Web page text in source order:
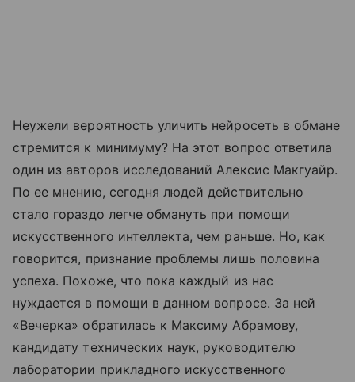
Неужели вероятность уличить нейросеть в обмане
стремится к минимуму? На этот вопрос ответила
один из авторов исследований Алексис Макгуайр.
По ее мнению, сегодня людей действительно
стало гораздо легче обмануть при помощи
искусственного интеллекта, чем раньше. Но, как
говорится, признание проблемы лишь половина
успеха. Похоже, что пока каждый из нас
нуждается в помощи в данном вопросе. За ней
«Вечерка» обратилась к Максиму Абрамову,
кандидату технических наук, руководителю
лаборатории прикладного искусственного